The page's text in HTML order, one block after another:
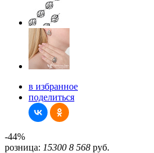
в избранное
поделиться
-44%
розница: 15300 8 568 руб.